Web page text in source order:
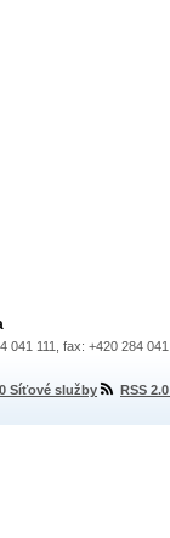
041 111, fax: +420 284
Síťové služby RSS